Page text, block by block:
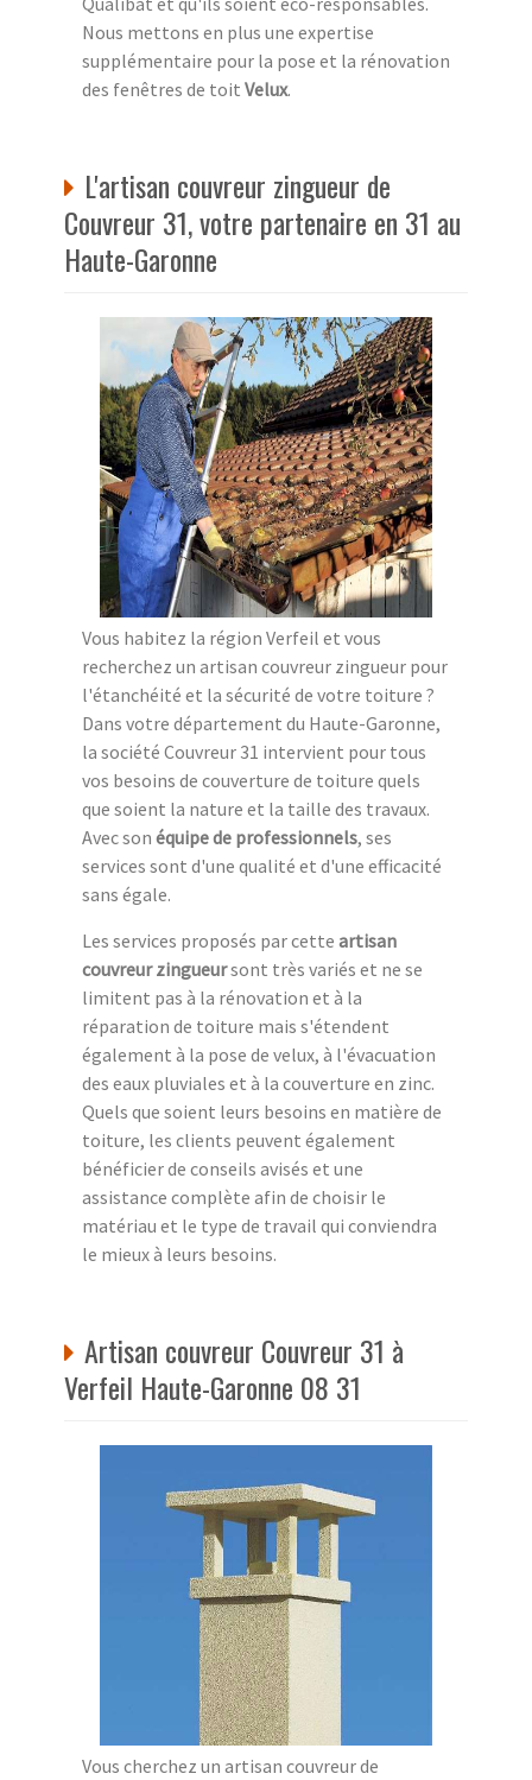
Nous mettons en plus une expertise
supplémentaire pour la pose et la rénovation
des fenêtres de toit Velux.
L'artisan couvreur zingueur de
Couvreur 31, votre partenaire en 31 au
Haute-Garonne
Vous habitez la région Verfeil et vous
recherchez un artisan couvreur zingueur pour
l'étanchéité et la sécurité de votre toiture ?
Dans votre département du Haute-Garonne,
la société Couvreur 31 intervient pour tous
vos besoins de couverture de toiture quels
que soient la nature et la taille des travaux.
Avec son équipe de professionnels, ses
services sont d'une qualité et d'une efficacité
sans égale.
Les services proposés par cette artisan
couvreur zingueursont très variés et ne se
limitent pas à la rénovation et à la
réparation de toiture mais s'étendent
également à la pose de velux, à l'évacuation
des eaux pluviales et à la couverture en zinc.
Quels que soient leurs besoins en matière de
toiture, les clients peuvent également
bénéficier de conseils avisés et une
assistance complète afin de choisir le
matériau et le type de travail qui conviendra
le mieux à leurs besoins.
Artisan couvreur Couvreur 31 à
Verfeil Haute-Garonne 08 31
Vous cherchez un artisan couvreur de